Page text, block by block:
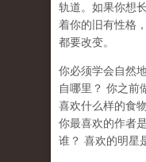
轨道。如果你想
着你的旧有性格
都要改变。
你必须学会​​自然
自哪里？ 你之前
喜欢什么样的食
你最喜欢的作者
谁？ 喜欢的明星